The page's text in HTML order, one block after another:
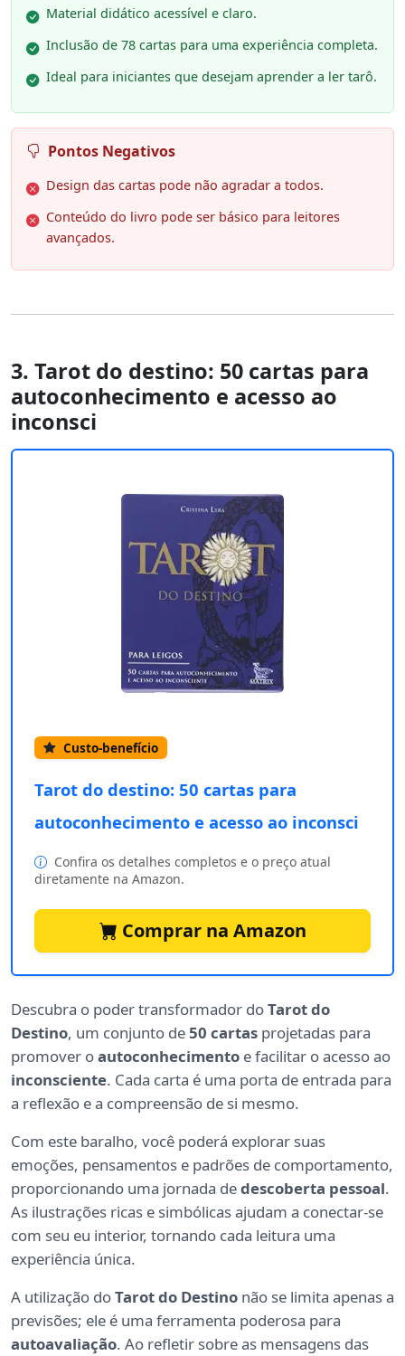
Material didático acessível e claro.
Inclusão de 78 cartas para uma experiência completa.
Ideal para iniciantes que desejam aprender a ler tarô.
Pontos Negativos
Design das cartas pode não agradar a todos.
Conteúdo do livro pode ser básico para leitores
avançados.
3. Tarot do destino: 50 cartas para
autoconhecimento e acesso ao
inconsci
Custo-benefício
Tarot do destino: 50 cartas para
autoconhecimento e acesso ao inconsci
Confira os detalhes completos e o preço atual
diretamente na Amazon.
Comprar na Amazon
Descubra o poder transformador doTarot do
Destino, um conjunto de50 cartas projetadas para
promover oautoconhecimento e facilitar o acesso ao
inconsciente. Cada carta é uma porta de entrada para
a reflexão e a compreensão de si mesmo.
Com este baralho, você poderá explorar suas
emoções, pensamentos e padrões de comportamento,
proporcionando uma jornada dedescoberta pessoal.
As ilustrações ricas e simbólicas ajudam a conectar-se
com seu eu interior, tornando cada leitura uma
experiência única.
A utilização doTarot do Destino não se limita apenas a
previsões; ele é uma ferramenta poderosa para
autoavaliação. Ao refletir sobre as mensagens das